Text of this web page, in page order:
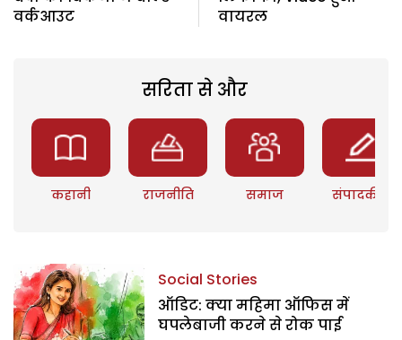
वर्कआउट
वायरल
सरिता से और
कहानी राजनीति समाज संपादकीय
Social Stories
ऑडिट: क्या महिमा ऑफिस में
घपलेबाजी करने से रोक पाई